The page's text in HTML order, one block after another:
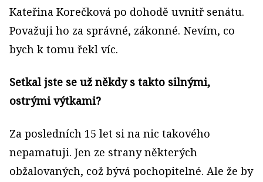
Kateřina Korečková po dohodě uvnitř senátu.
Považuji ho za správné, zákonné. Nevím, co
bych k tomu řekl víc.
Setkal jste se už někdy s takto silnými,
ostrými výtkami?
Za posledních 15 let si na nic takového
nepamatuji. Jen ze strany některých
obžalovaných, což bývá pochopitelné. Ale že by